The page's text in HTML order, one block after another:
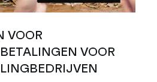
VOOR
VOOR